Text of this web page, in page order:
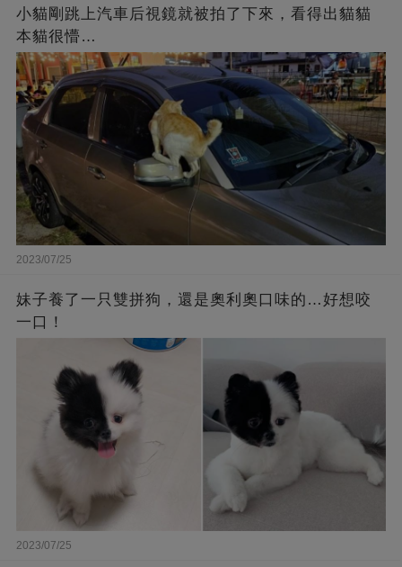
小貓剛跳上汽車后視鏡就被拍了下來，看得出貓貓
本貓很懵…
2023/07/25
妹子養了一只雙拼狗，還是奧利奧口味的…好想咬
一口！
2023/07/25